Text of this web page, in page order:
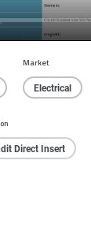
Market
Electrical
Direct Insert